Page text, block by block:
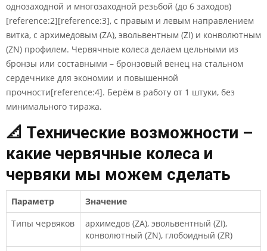
однозаходной и многозаходной резьбой (до 6 заходов)
[reference:2][reference:3], с правым и левым направлением
витка, с архимедовым (ZA), эвольвентным (ZI) и конволютным
(ZN) профилем. Червячные колеса делаем цельными из
бронзы или составными – бронзовый венец на стальном
сердечнике для экономии и повышенной
прочности[reference:4]. Берём в работу от 1 штуки, без
минимального тиража.
📐 Технические возможности –
какие червячные колеса и
червяки мы можем сделать
Параметр
Значение
Типы червяков
архимедов (ZA), эвольвентный (ZI),
конволютный (ZN), глобоидный (ZR)